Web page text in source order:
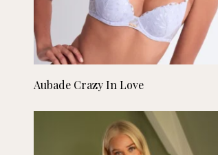
Lees verder
Aubade Crazy In Love